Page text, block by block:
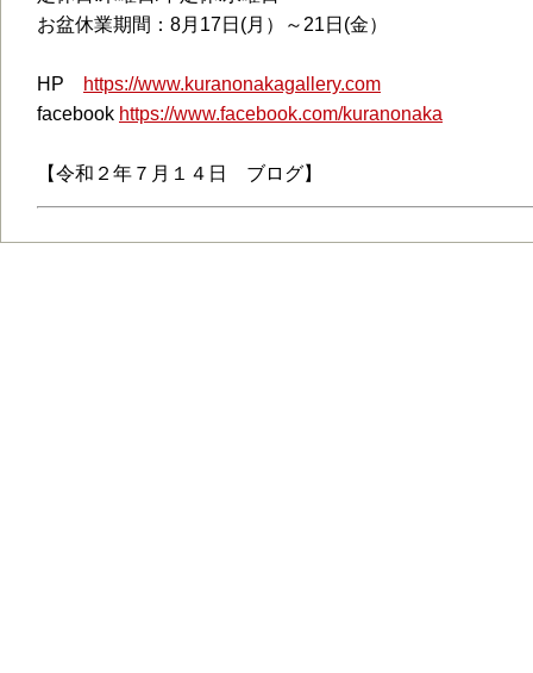
お盆休業期間：8月17日(月）～21日(金）
HP
https://www.kuranonakagallery.com
facebook https://www.facebook.com/kuranonaka
【令和２年７月１４日 ブログ】